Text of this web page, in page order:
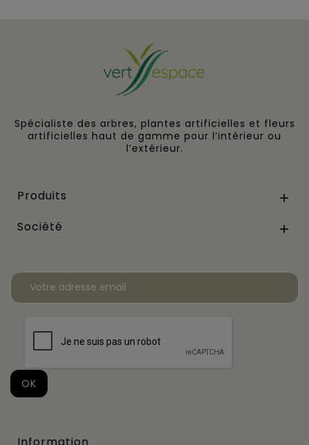
Spécialiste des arbres, plantes artificielles et fleurs
artificielles haut de gamme pour l’intérieur ou
l’extérieur.
Produits 
Société 
Information